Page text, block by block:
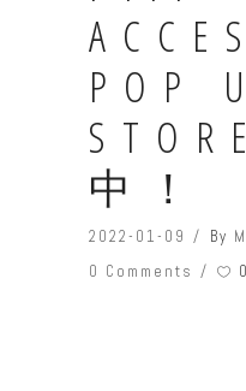
POP
中！
2022-01-09 By
0 Comments